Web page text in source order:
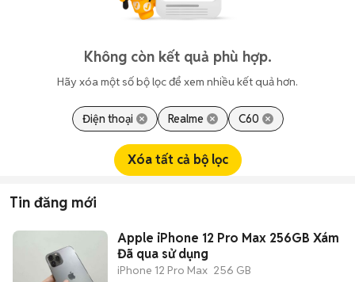
Không còn kết quả phù hợp.
Hãy xóa một số bộ lọc để xem nhiều kết quả hơn.
Điện thoại Realme C60
Xóa tất cả bộ lọc
Tin đăng mới
Apple iPhone 12 Pro Max 256GB Xám
Đã qua sử dụng
iPhone 12 Pro Max 256 GB